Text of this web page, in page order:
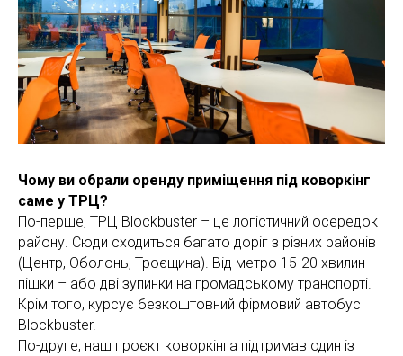
Чому ви обрали оренду приміщення під коворкінг
саме у ТРЦ?
По-перше, ТРЦ Blockbuster – це логістичний осередок
району. Сюди сходиться багато доріг з різних районів
(Центр, Оболонь, Троєщина). Від метро 15-20 хвилин
пішки – або дві зупинки на громадському транспорті.
Крім того, курсує безкоштовний фірмовий автобус
Blockbuster.
По-друге, наш проєкт коворкінга підтримав один із